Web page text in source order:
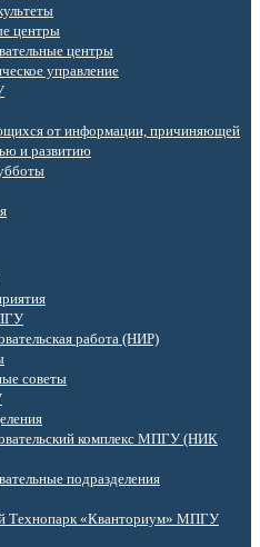
центры
центры
управление
от информации, причиняющей
и развитию
работа (НИР)
советы
комплекс МПГУ (НИК
подразделения
Технопарк «Кванториум» МПГУ